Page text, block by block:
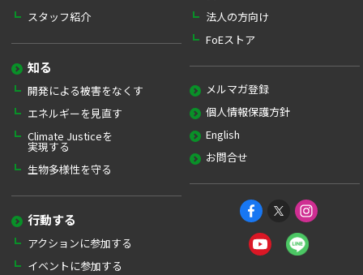
スタッフ紹介
知る
開発による被害をなくす
エネルギーを見直す
Climate Justiceを
実現する
生物多様性を守る
行動する
アクションに参加する
イベントに参加する
法人の方向け
FoEストア
メルマガ登録
個人情報保護方針
English
お問合せ